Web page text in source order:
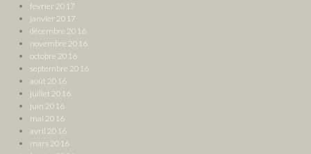
février 2017
janvier 2017
décembre 2016
novembre 2016
octobre 2016
septembre 2016
août 2016
juillet 2016
juin 2016
mai 2016
avril 2016
mars 2016